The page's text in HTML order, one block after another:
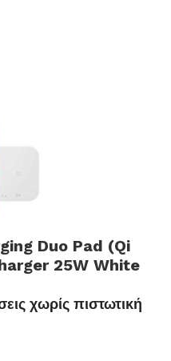
Duo Pad (Qi
25W White
χωρίς πιστωτική